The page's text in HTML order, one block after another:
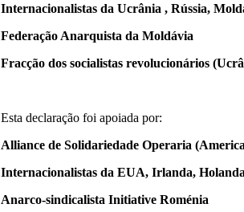
Internacionalistas da Ucrânia , Rússia,
Federação Anarquista da Moldávia
Fracção dos socialistas revolucionários
Esta declaração foi apoiada por:
Alliance de Solidariedade Operaria
Internacionalistas da EUA, Irlanda, Holanda
Anarco-sindicalista Initiative Roménia